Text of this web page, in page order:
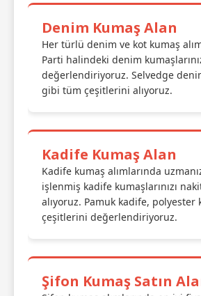
Denim Kumaş Alan
Her türlü denim ve kot kumaş
Parti halindeki denim
değerlendiriyoruz. Selvedge
gibi tüm çeşitlerini alıyoruz.
Kadife Kumaş Alan
Kadife kumaş alımlarında
işlenmiş kadife kumaşlarınızı
alıyoruz. Pamuk kadife,
çeşitlerini değerlendiriyoruz.
Şifon Kumaş Satın